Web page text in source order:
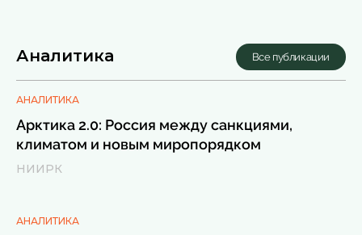
Аналитика Все публикации
АНАЛИТИКА
Арктика 2.0: Россия между санкциями,
климатом и новым миропорядком
НИИРК
АНАЛИТИКА